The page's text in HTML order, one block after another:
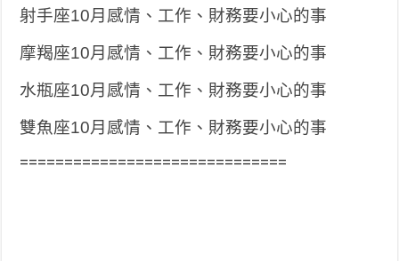
射手座10月感情、工作、財務要小心的事
摩羯座10月感情、工作、財務要小心的事
水瓶座10月感情、工作、財務要小心的事
雙魚座10月感情、工作、財務要小心的事
==============================